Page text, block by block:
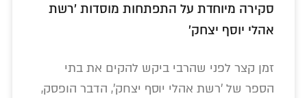
סקירה מיוחדת על התפתחות מוסדות 'רשת
אהלי יוסף יצחק'
זמן קצר לפני שהרבי ביקש להקים את בתי
הספר של 'רשת אהלי יוסף יצחק', הדבר הופסק,